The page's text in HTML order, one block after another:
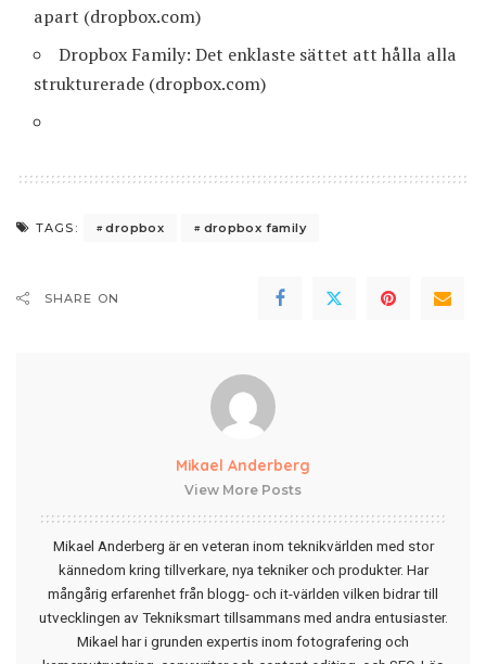
apart (dropbox.com)
Dropbox Family: Det enklaste sättet att hålla alla
strukturerade (dropbox.com)
TAGS: dropbox dropbox family
SHARE ON
Mikael Anderberg
View More Posts
Mikael Anderberg är en veteran inom teknikvärlden med stor
kännedom kring tillverkare, nya tekniker och produkter. Har
mångårig erfarenhet från blogg- och it-världen vilken bidrar till
utvecklingen av Tekniksmart tillsammans med andra entusiaster.
Mikael har i grunden expertis inom fotografering och